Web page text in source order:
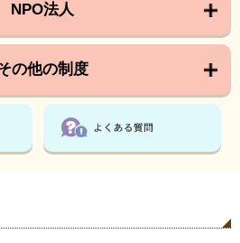
NPO法人
の他の制度